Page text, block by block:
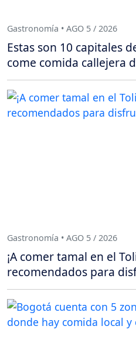
Gastronomía • AGO 5 / 2026
Estas son 10 capitales
come comida callejera
Gastronomía • AGO 5 / 2026
¡A comer tamal en el
recomendados para